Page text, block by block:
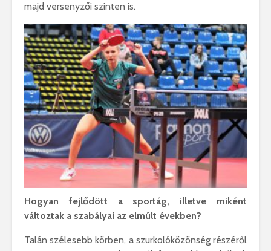
majd versenyzői szinten is.
Hogyan fejlődött a sportág, illetve miként
változtak a szabályai az elmúlt években?
Talán szélesebb körben, a szurkolóközönség részéről